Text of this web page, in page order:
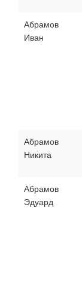
Абрамов
Иван
Абрамов
Никита
Абрамов
Эдуард